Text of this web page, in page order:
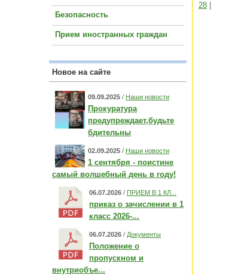
Безопасность
Прием иностранных граждан
Новое на сайте
09.09.2025 / Наши новости
Прокуратура
предупреждает,будьте
бдительны
02.09.2025 / Наши новости
1 сентября - поистине
самый волшебный день в году!
06.07.2026 / ПРИЕМ В 1 КЛ...
приказ о зачислении в 1
класс 2026-...
06.07.2026 / Документы
Положение о
пропускном и
внутриобъе...
28